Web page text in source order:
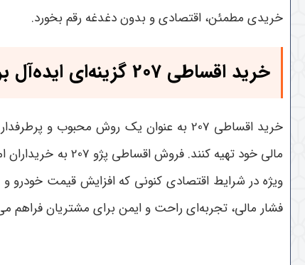
خریدی مطمئن، اقتصادی و بدون دغدغه رقم بخورد.
خرید اقساطی 207 گزینه‌ای ایده‌آل برای دسترسی سریع به خودرو
مالی خود تهیه
فشار مالی، تجربه‌ای راحت و ایمن برای مشتریان فراهم